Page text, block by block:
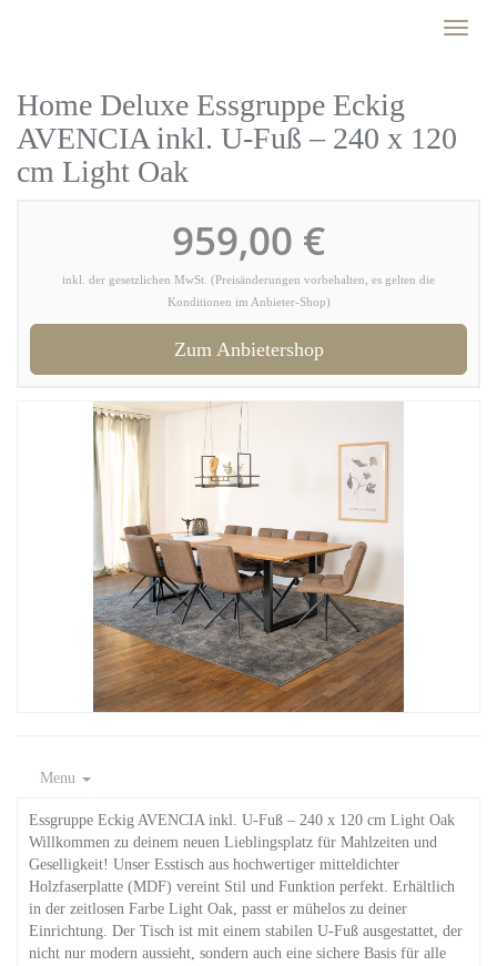
Toggle
Home Deluxe Essgruppe Eckig
AVENCIA inkl. U-Fuß – 240 x 120
cm Light Oak
959,00 €
inkl. der gesetzlichen MwSt. (Preisänderungen vorbehalten, es gelten die
Konditionen im Anbieter-Shop)
Zum Anbietershop
Menu
Essgruppe Eckig AVENCIA inkl. U-Fuß – 240 x 120 cm Light Oak
Willkommen zu deinem neuen Lieblingsplatz für Mahlzeiten und
Geselligkeit! Unser Esstisch aus hochwertiger mitteldichter
Holzfaserplatte (MDF) vereint Stil und Funktion perfekt. Erhältlich
in der zeitlosen Farbe Light Oak, passt er mühelos zu deiner
Einrichtung. Der Tisch ist mit einem stabilen U-Fuß ausgestattet, der
nicht nur modern aussieht, sondern auch eine sichere Basis für alle